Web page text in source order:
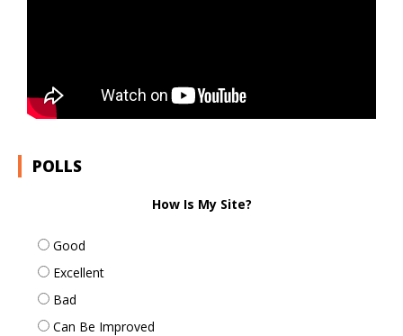
POLLS
How Is My Site?
Good
Excellent
Bad
Can Be Improved